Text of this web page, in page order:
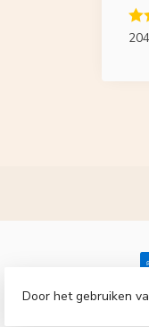
©
Door het gebruiken